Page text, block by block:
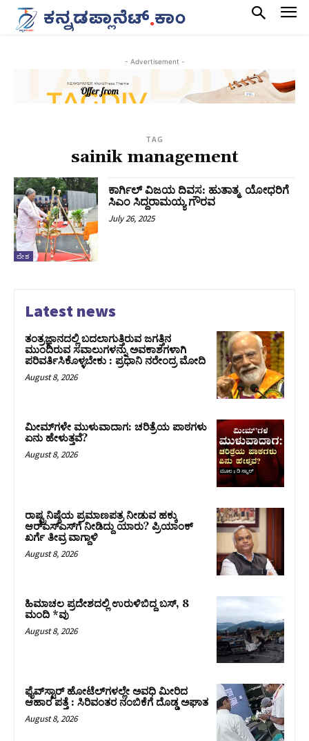
- Advertisement -
TAG
sainik management
ದೇಶ
ಕಾರ್ಗಿಲ್ ವಿಜಯ ದಿವಸ: ಹುತಾತ್ಮ ಯೋಧರಿಗೆ
ಸಿಎಂ ಸಿದ್ದರಾಮಯ್ಯ ಗೌರವ
July 26, 2025
Latest news
ತಂತ್ರಜ್ಞಾನದಲ್ಲಿ ಬದಲಾಗುತ್ತಿರುವ ಜಗತ್ತಿನ
ಮುಂದಿರುವ ಸವಾಲುಗಳನ್ನು ಅವಕಾಶಗಳಾಗಿ
ಪರಿವರ್ತಿಸಿಕೊಳ್ಳಬೇಕು : ಪ್ರಧಾನಿ ನರೇಂದ್ರ ಮೋದಿ
August 8, 2026
ಮೀಮ್‌ಗಳೇ ಮುಳುವಾದಾಗ: ಚರಿತ್ರೆಯ ಪಾಠಗಳು
ಏನು ಹೇಳುತ್ತವೆ?
August 8, 2026
ರಾಷ್ಟ್ರನಿಷ್ಠೆಯ ಪ್ರಮಾಣಪತ್ರ ನೀಡುವ ಹಕ್ಕು
ಆರ್‌ಎಸ್‌ಎಸ್‌ಗೆ ನೀಡಿದ್ದು ಯಾರು? ಪ್ರಿಯಾಂಕ್
ಖರ್ಗೆ ತೀವ್ರ ವಾಗ್ದಾಳಿ
August 8, 2026
ಹಿಮಾಚಲ ಪ್ರದೇಶದಲ್ಲಿ ಉರುಳಿಬಿದ್ದ ಬಸ್‌, 8
ಮಂದಿ *ವು
August 8, 2026
ಫೈವ್‌ಸ್ಟಾರ್ ಹೋಟೆಲ್‌ಗಳಲ್ಲೇ ಅವಧಿ ಮೀರಿದ
ಆಹಾರ ಪತ್ತೆ : ಸಿರಿವಂತರ ನಂಬಿಕೆಗೆ ದೊಡ್ಡ ಅಘಾತ
August 8, 2026